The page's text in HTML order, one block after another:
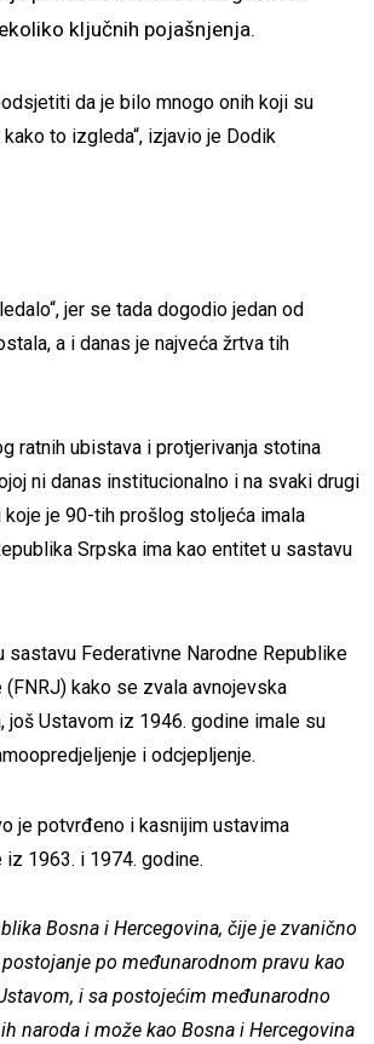
ključnih pojašnjenja.
da je bilo mnogo onih koji su
to izgleda“, izjavio je Dodik
jer se tada dogodio jedan od
a i danas je najveća žrtva tih
ratnih ubistava i protjerivanja stotina
ni danas institucionalno i na svaki drugi
je 90-tih prošlog stoljeća imala
Srpska ima kao entitet u sastavu
sastavu Federativne Narodne Republike
kako se zvala avnojevska
još Ustavom iz 1946. godine imale su
i odcjepljenje.
je potvrđeno i kasnijim ustavima
1963. i 1974. godine.
Bosna i Hercegovina, čije je zvanično
po međunarodnom pravu kao
i sa postojećim međunarodno
naroda i može kao Bosna i Hercegovina